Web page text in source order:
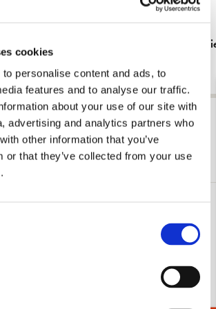
cookies
personalise content and ads, to
features and to analyse our traffic.
about your use of our site with
advertising and analytics partners who
other information that you’ve
or that they’ve collected from your use
Tote bag:
Rietveld
Schröderhuis
verlanglijst